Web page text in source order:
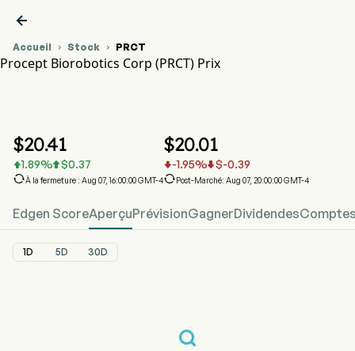

Accueil  Stock  PRCT
Procept Biorobotics Corp (PRCT) Prix
$20.41
1.89% $0.37
À la fermeture : Aug 07, 16:00:00 GMT-4
$20.01
-1.95% $-0.39
Post-Marché: Aug 07, 20:00:00 GMT-4
Edgen ScoreAperçuPrévisionGagnerDividendes
1D 5D 30D